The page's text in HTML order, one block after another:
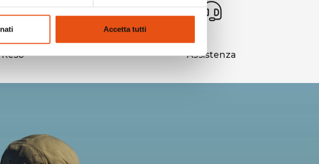
Accetta tutti
Assistenza